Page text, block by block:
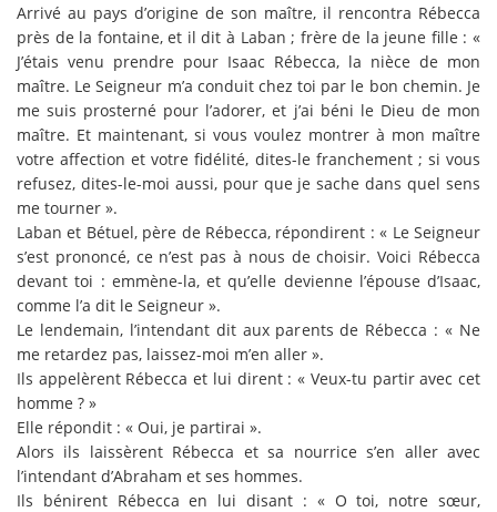
Arrivé au pays d’origine de son maître, il rencontra Rébecca
près de la fontaine, et il dit à Laban ; frère de la jeune fille : «
J’étais venu prendre pour Isaac Rébecca, la nièce de mon
maître. Le Seigneur m’a conduit chez toi par le bon chemin. Je
me suis prosterné pour l’adorer, et j’ai béni le Dieu de mon
maître. Et maintenant, si vous voulez montrer à mon maître
votre affection et votre fidélité, dites-le franchement ; si vous
refusez, dites-le-moi aussi, pour que je sache dans quel sens
me tourner ».
Laban et Bétuel, père de Rébecca, répondirent : « Le Seigneur
s’est prononcé, ce n’est pas à nous de choisir. Voici Rébecca
devant toi : emmène-la, et qu’elle devienne l’épouse d’Isaac,
comme l’a dit le Seigneur ».
Le lendemain, l’intendant dit aux parents de Rébecca : « Ne
me retardez pas, laissez-moi m’en aller ».
Ils appelèrent Rébecca et lui dirent : « Veux-tu partir avec cet
homme ? »
Elle répondit : « Oui, je partirai ».
Alors ils laissèrent Rébecca et sa nourrice s’en aller avec
l’intendant d’Abraham et ses hommes.
Ils bénirent Rébecca en lui disant : « O toi, notre sœur,